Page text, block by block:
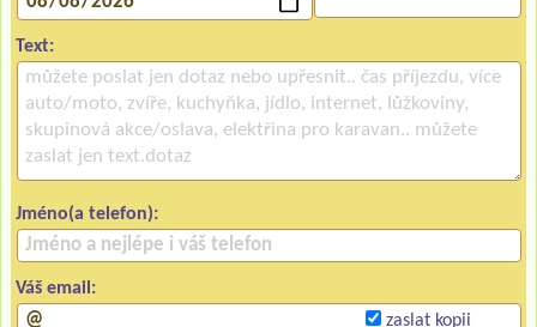
Text:
Jméno(a telefon):
Váš email:
zaslat kopii